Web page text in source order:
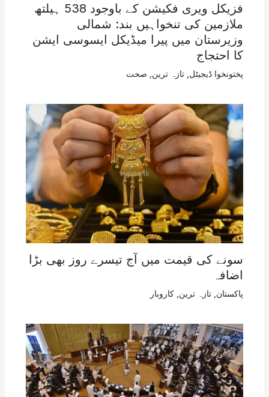
فزیکل ویری فکیشن کے باوجود 538 ہیلتھ
ملازمین کی تنخواہیں بند: شمالی
وزیرستان میں پیرا میڈیکل ایسوسی ایشن
کا احتجاج
پختونخوا ڈیجیٹل تازہ ترین صحت
سونے کی قیمت میں آج تیسرے روز بھی بڑا
اضافہ
پاکستان تازہ ترین کاروبار